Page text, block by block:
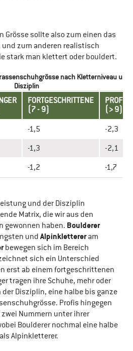
Grösse sollte also zum einen das
zum anderen realistisch
stark man klettert oder bouldert.
nach Kletterniveau und
Disziplin
FORTGESCHRITTENE
(7 - 9)
PROFIS
(> 9)
-1,5 -2,3
-1,3 -2,1
-1,2 -1,7
und der Disziplin
Matrix, die wir aus den
gewonnen haben. Boulderer
und Alpinklettereram
bewegen sich im Bereich
sich ein Unterschied
erst ab einem fortgeschrittenen
tragen ihre Schuhe, mehr oder
Disziplin, eine halbe bis ganze
Profis hingegen
Nummern unter ihrer
Boulderer nochmal eine halbe
Alpinkletterer.